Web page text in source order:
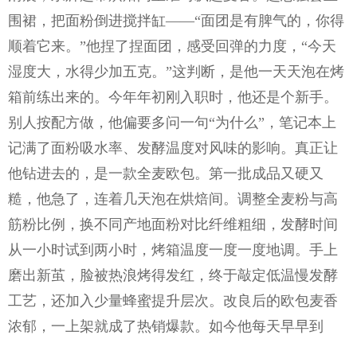
围裙，把面粉倒进搅拌缸——“面团是有脾气的，你得
顺着它来。”他捏了捏面团，感受回弹的力度，“今天
湿度大，水得少加五克。”这判断，是他一天天泡在烤
箱前练出来的。今年年初刚入职时，他还是个新手。
别人按配方做，他偏要多问一句“为什么”，笔记本上
记满了面粉吸水率、发酵温度对风味的影响。真正让
他钻进去的，是一款全麦欧包。第一批成品又硬又
糙，他急了，连着几天泡在烘焙间。调整全麦粉与高
筋粉比例，换不同产地面粉对比纤维粗细，发酵时间
从一小时试到两小时，烤箱温度一度一度地调。手上
磨出新茧，脸被热浪烤得发红，终于敲定低温慢发酵
工艺，还加入少量蜂蜜提升层次。改良后的欧包麦香
浓郁，一上架就成了热销爆款。如今他每天早早到